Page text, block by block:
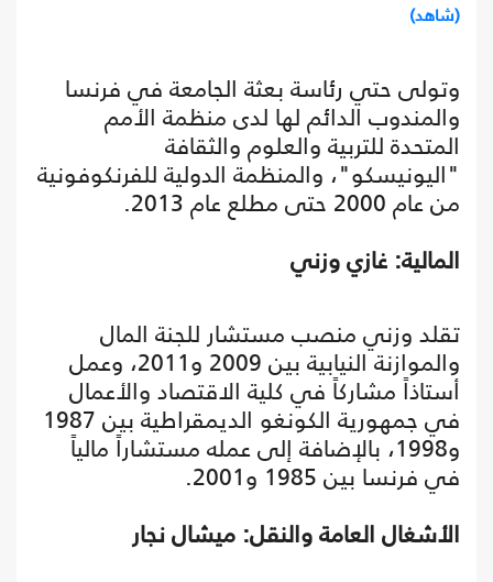
(شاهد)
وتولى حتي رئاسة بعثة الجامعة في فرنسا
والمندوب الدائم لها لدى منظمة الأمم
المتحدة للتربية والعلوم والثقافة
"اليونيسكو"، والمنظمة الدولية للفرنكوفونية
من عام 2000 حتى مطلع عام 2013.
المالية: غازي وزني
تقلد وزني منصب مستشار للجنة المال
والموازنة النيابية بين 2009 و2011، وعمل
أستاذاً مشاركاً في كلية الاقتصاد والأعمال
في جمهورية الكونغو الديمقراطية بين 1987
و1998، بالإضافة إلى عمله مستشاراً مالياً
في فرنسا بين 1985 و2001.
الأشغال العامة والنقل: ميشال نجار